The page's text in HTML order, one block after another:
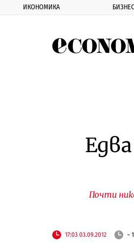
ИКОНОМИКА БИЗНЕС
Почти
17:03 03.09.2012 ~